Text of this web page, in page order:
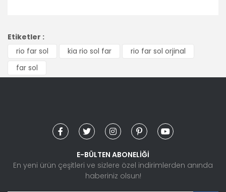
kullanarak tarafımıza iletebilirsiniz.
Görüş ve önerileriniz için teşekkür ederiz.
Ürün resmi kalitesiz, bozuk veya görüntülenemiyor.
Bu ürüne benzer farklı alternatifler olmalı.
Etiketler :
rio far sol
kia rio sol far
rio far sol orjinal
far sol
E-BÜLTEN ABONELİĞİ
En yeni ürün çeşitleri ve sizlere özel indirimlerden anında
haberiniz olsun!